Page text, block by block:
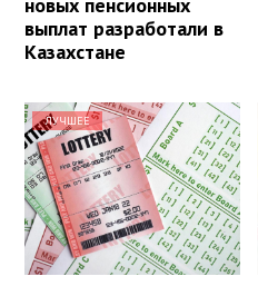
выплат разработали в
Казахстане
ЛУЧШЕЕ